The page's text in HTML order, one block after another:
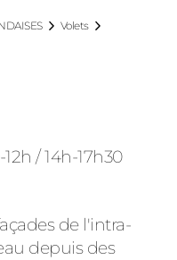
Volets
/ 14h-17h30
de l'intra-
depuis des